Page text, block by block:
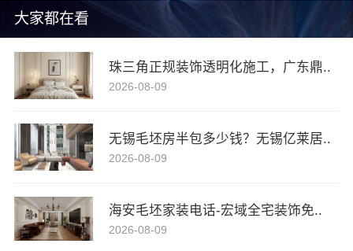
大家都在看
珠三角正规装饰透明化施工，广东鼎..
2026-08-09
无锡毛坯房半包多少钱？无锡亿莱居..
2026-08-09
海安毛坯家装电话-宏域全宅装饰免..
2026-08-09